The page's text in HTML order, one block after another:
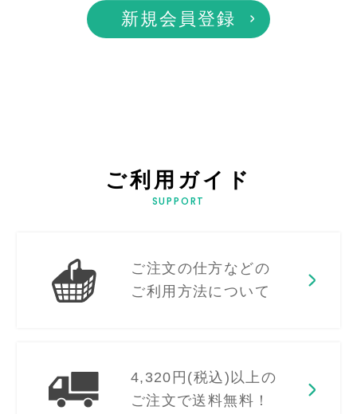
新規会員登録
ご利用ガイド
SUPPORT
ご注文の仕方などの
ご利用方法について
4,320円(税込)以上の
ご注文で送料無料！